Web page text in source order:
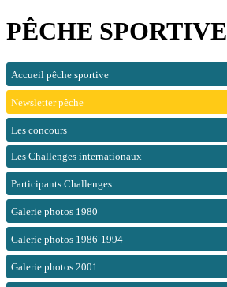
PÊCHE SPORTIVE
Accueil pêche sportive
Newsletter pêche
Les concours
Les Challenges internationaux
Participants Challenges
Galerie photos 1980
Galerie photos 1986-1994
Galerie photos 2001